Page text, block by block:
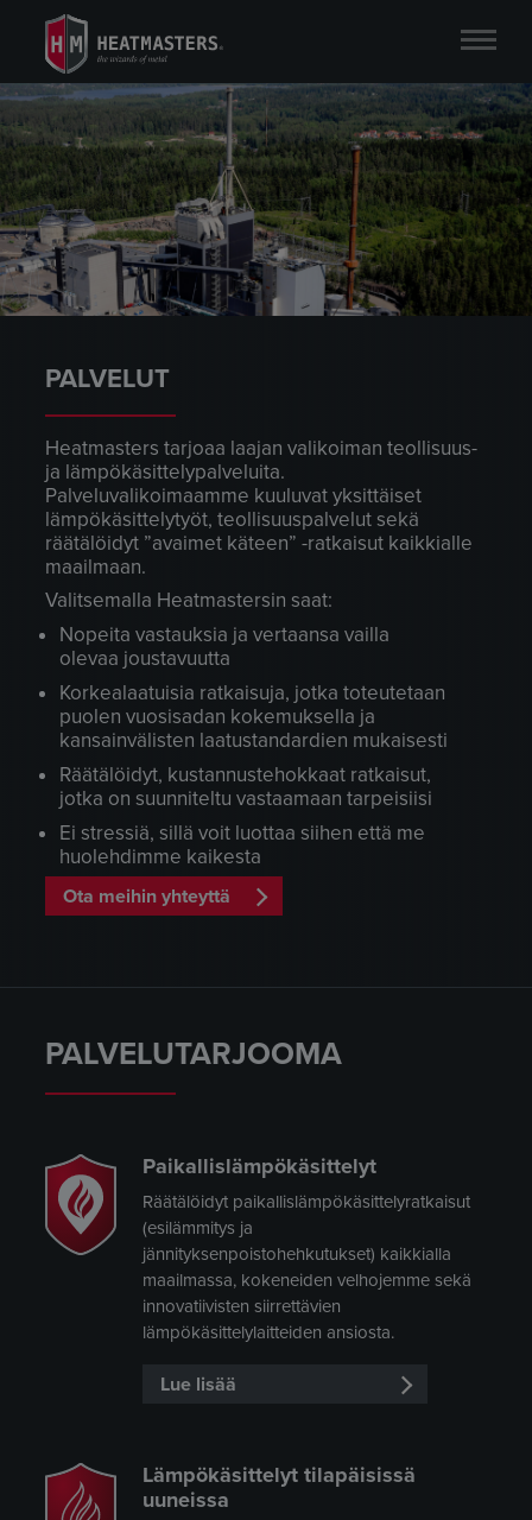
PALVELUT
Heatmasters tarjoaa laajan valikoiman teollisuus-
ja lämpökäsittelypalveluita.
Palveluvalikoimaamme kuuluvat yksittäiset
lämpökäsittelytyöt, teollisuuspalvelut sekä
räätälöidyt ”avaimet käteen” -ratkaisut kaikkialle
maailmaan.
Valitsemalla Heatmastersin saat:
Nopeita vastauksia ja vertaansa vailla
olevaa joustavuutta
Korkealaatuisia ratkaisuja, jotka toteutetaan
puolen vuosisadan kokemuksella ja
kansainvälisten laatustandardien mukaisesti
Räätälöidyt, kustannustehokkaat ratkaisut,
jotka on suunniteltu vastaamaan tarpeisiisi
Ei stressiä, sillä voit luottaa siihen että me
huolehdimme kaikesta
Ota meihin yhteyttä
PALVELUTARJOOMA
Paikallislämpökäsittelyt
Räätälöidyt paikallislämpökäsittelyratkaisut
(esilämmitys ja
jännityksenpoistohehkutukset) kaikkialla
maailmassa, kokeneiden velhojemme sekä
innovatiivisten siirrettävien
lämpökäsittelylaitteiden ansiosta.
Lue lisää
Lämpökäsittelyt tilapäisissä
uuneissa